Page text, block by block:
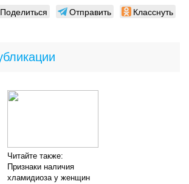
Поделиться Отправить Класснуть
Читайте также:
Признаки наличия
хламидиоза у женщин